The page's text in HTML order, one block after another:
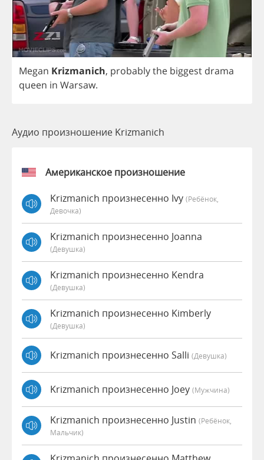
Megan Krizmanich, probablythe biggest drama
queen in Warsaw.
Аудио произношение Krizmanich
Американское произношение
Krizmanich произнесенно Ivy (Ребёнок,
Девочка)
Krizmanich произнесенно Joanna
(девушка)
Krizmanich произнесенно Kendra
(девушка)
Krizmanich произнесенно Kimberly
(девушка)
Krizmanich произнесенно Salli (девушка)
Krizmanich произнесенно Joey (мужчина)
Krizmanich произнесенно Justin (Ребёнок,
Мальчик)